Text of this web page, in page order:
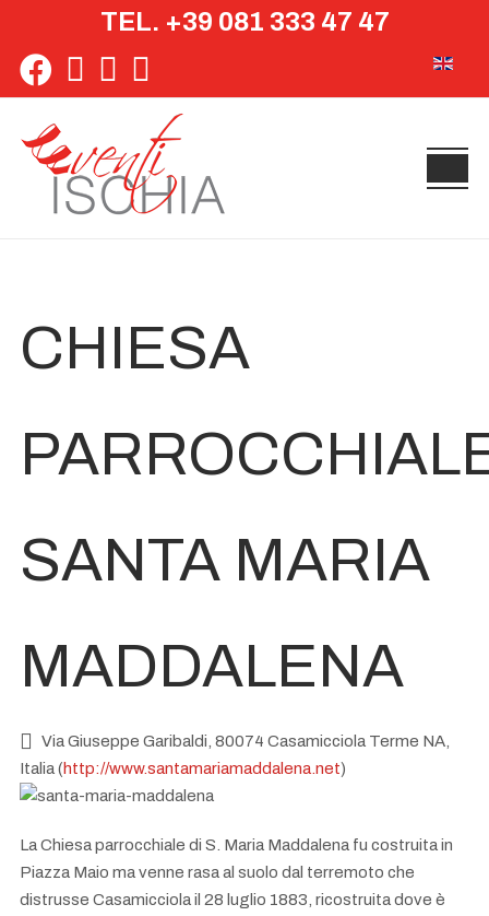
TEL. +39 081 333 47 47
CHIESA
SANTA MARIA
MADDALENA
Via Giuseppe Garibaldi, 80074 Casamicciola Terme NA,
Italia (http://www.santamariamaddalena.net)
La Chiesa parrocchiale di S. Maria Maddalena fu costruita in
Piazza Maio ma venne rasa al suolo dal terremoto che
distrusse Casamicciola il 28 luglio 1883, ricostruita dove è